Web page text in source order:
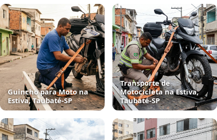
Guincho para Moto na
Estiva, Taubaté‑SP
Transporte de
Motocicleta na Estiva,
Taubaté‑SP